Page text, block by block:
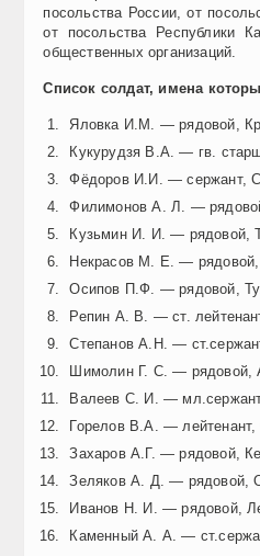
посольства России, от
от посольства Республики
общественных организаций.
Список солдат, имена
Яловка И.М. — рядовой,
Кукурудзя В.А. — гв.
Фёдоров И.И. — сержант,
Филимонов А. Л. —
Кузьмин И. И. — рядовой,
Некрасов М. Е. —
Осипов П.Ф. — рядовой,
Репин А. В. — ст.
Степанов А.Н. —
Шимолин Г. С. — рядовой,
Валеев С. И. —
Горелов В.А. — лейтенант,
Захаров А.Г. — рядовой,
Зеляков А. Д. — рядовой,
Иванов Н. И. — рядовой,
Каменный А. А. —